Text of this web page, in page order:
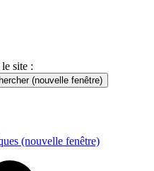
site :
(nouvelle fenêtre)
(nouvelle fenêtre)